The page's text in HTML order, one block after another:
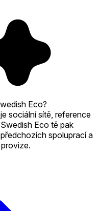
Eco?
sociální sítě, reference
Eco tě pak
spoluprací a